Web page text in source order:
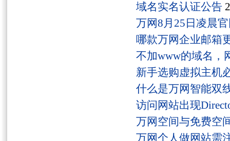
域名实名认证公告
万网8月25日凌晨
哪款万网企业邮箱
不加www的域名，
新手选购虚拟主机
什么是万网智能双
访问网站出现
万网空间与免费空
万网个人做网站需